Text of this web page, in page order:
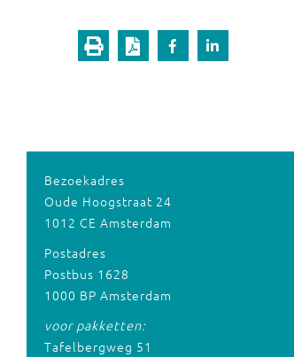
Bezoekadres
Oude Hoogstraat 24
1012 CE Amsterdam
Postadres
Postbus 1628
1000 BP Amsterdam
voor pakketten:
Tafelbergweg 51